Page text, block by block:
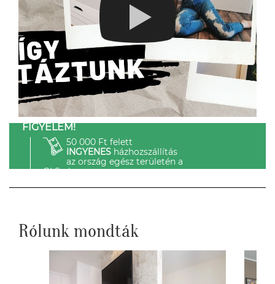
FIGYELEM!
50 000 Ft felett
INGYENESházhozszállítás
az ország egész területén a
GLS-el.
Rólunk mondták